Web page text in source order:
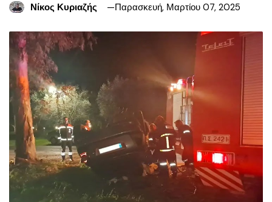
Νίκος Κυριαζής
Παρασκευή, Μαρτίου 07, 2025